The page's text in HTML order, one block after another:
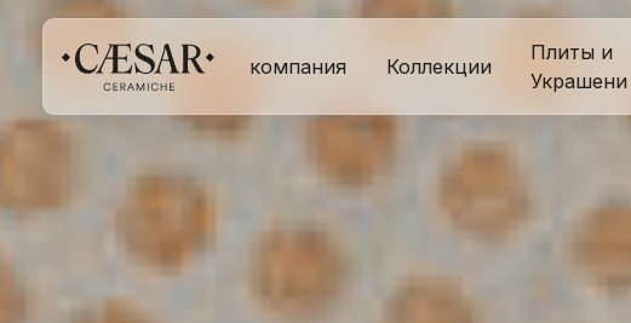
компания Коллекции
Плиты и
Украшени